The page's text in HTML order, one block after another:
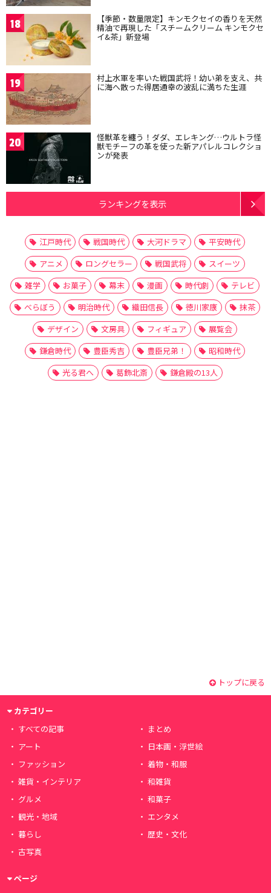
18 【季節・数量限定】キンモクセイの香りを天然
精油で再現した「スチームクリーム キンモクセ
イ&茶」新登場
19 村上水軍を率いた戦国武将！幼い弟を支え、共
に海へ散った得居通幸の波乱に満ちた生涯
20 怪獣革を纏う！ダダ、エレキング…ウルトラ怪
獣モチーフの革を使った新アパレルコレクショ
ンが発表
ランキングを表示
江戸時代 戦国時代 大河ドラマ
平安時代
アニメ
ロングセラー 戦国武将
スイーツ
雑学
お菓子 幕末 漫画 時代劇
テレビ
べらぼう
明治時代 織田信長 徳川家康
抹茶
デザイン
文房具 フィギュア
展覧会
鎌倉時代
豊臣秀吉 豊臣兄弟！
昭和時代
光る君へ
葛飾北斎 鎌倉殿の13人
トップに戻る
カテゴリー
すべての記事
まとめ
アート
日本画・浮世絵
ファッション
着物・和服
雑貨・インテリア
和雑貨
グルメ
和菓子
観光・地域
エンタメ
暮らし
歴史・文化
古写真
ページ